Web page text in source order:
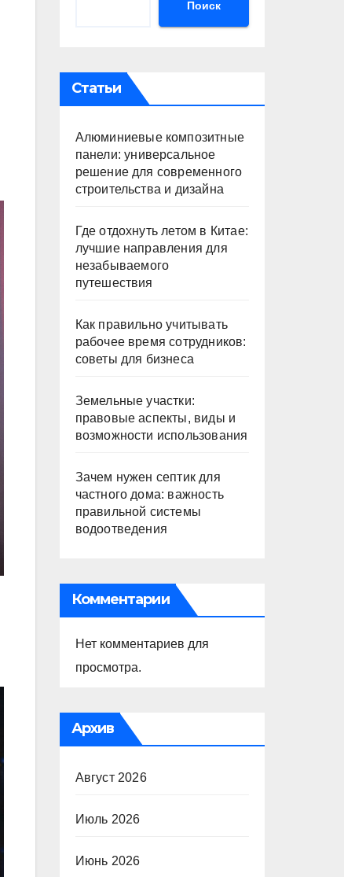
Поиск
Статьи
Алюминиевые композитные
панели: универсальное
решение для современного
строительства и дизайна
Где отдохнуть летом в Китае:
лучшие направления для
незабываемого
путешествия
Как правильно учитывать
рабочее время сотрудников:
советы для бизнеса
Земельные участки:
правовые аспекты, виды и
возможности использования
Зачем нужен септик для
частного дома: важность
правильной системы
водоотведения
Комментарии
Нет комментариев для
просмотра.
Архив
Август 2026
Июль 2026
Июнь 2026